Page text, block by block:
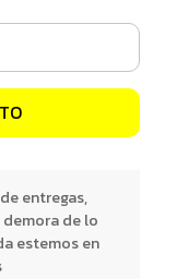
entregas,
de lo
estemos en